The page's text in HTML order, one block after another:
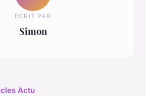
ECRIT PAR
Simon
Actu